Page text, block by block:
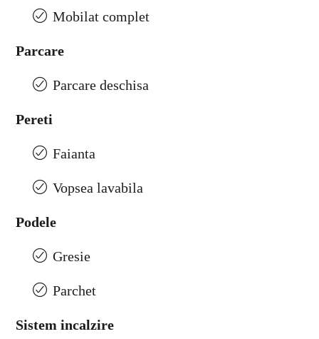
Mobilat complet
Parcare
Parcare deschisa
Pereti
Faianta
Vopsea lavabila
Podele
Gresie
Parchet
Sistem incalzire